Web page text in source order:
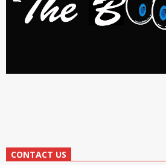
CONTACT US